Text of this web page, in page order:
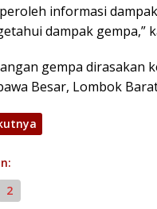
informasi
dampak gempa,”
gempa dirasakan
Besar, Lombok
2